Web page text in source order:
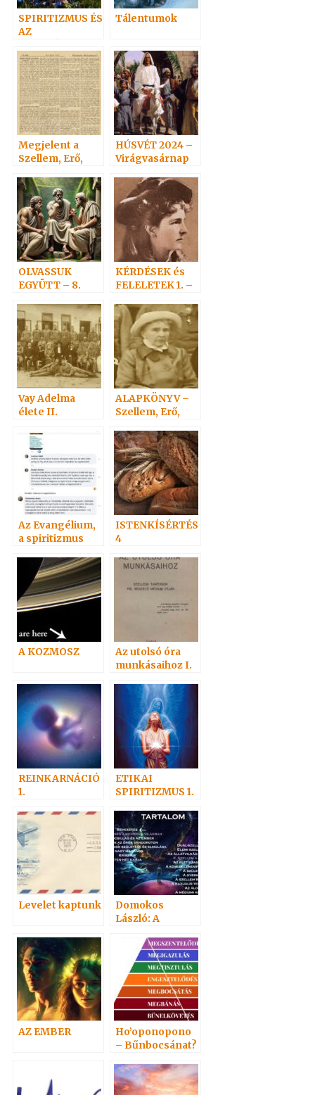
SPIRITIZMUS ÉS
AZ
SPIRITIZMUS
Tálentumok
Megjelent a
Szellem, Erő,
HÚSVÉT 2024 –
Virágvasárnap
OLVASSUK
EGYÜTT – 8.
KÉRDÉSEK és
FELELETEK 1. –
professzor
Vay Adelma
élete II.
ALAPKÖNYV –
Szellem, Erő,
Az Evangélium,
a spiritizmus
ISTENKÍSÉRTÉS
4
A KOZMOSZ
Az utolsó óra
munkásaihoz I.
REINKARNÁCIÓ
1.
ETIKAI
SPIRITIZMUS 1.
igazság
tükrében
Levelet kaptunk
Domokos
László: A
AZ EMBER
Ho’oponopono
– Bűnbocsánat?